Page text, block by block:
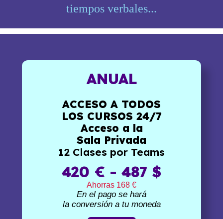
tiempos verbales...
ANUAL
ACCESO A TODOS
LOS CURSOS 24/7
Acceso a la
Sala Privada
12 Clases por Teams
420 € - 487 $
Ahorras 168 €
En el pago se hará
la conversión a tu moneda